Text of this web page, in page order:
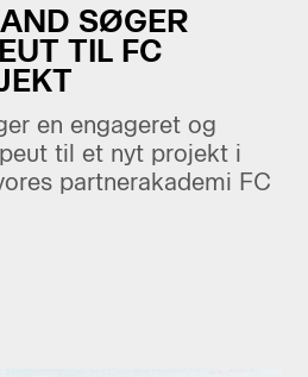
SØGER
TIL FC
en engageret og
til et nyt projekt i
partnerakademi FC